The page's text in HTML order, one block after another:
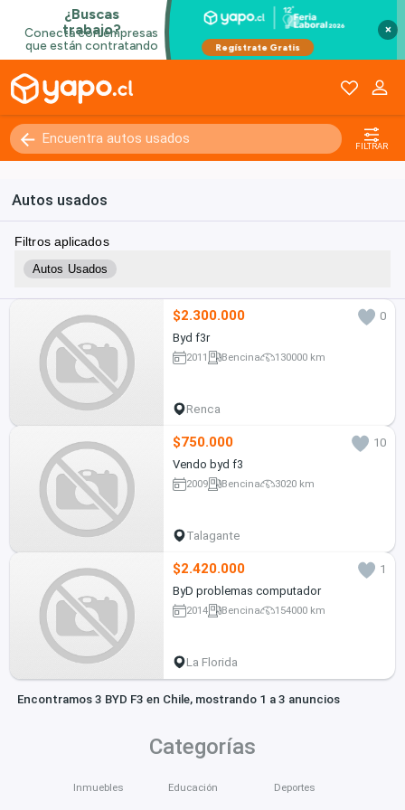
×
FILTRAR
Autos usados
Filtros aplicados
Autos Usados
$2.300.000
0
Byd f3r
2011 Bencina 130000 km
Renca
$750.000
10
Vendo byd f3
2009 Bencina 3020 km
Talagante
$2.420.000
1
ByD problemas computador
2014 Bencina 154000 km
La Florida
Encontramos 3 BYD F3 en Chile, mostrando 1 a 3 anuncios
Categorías
Inmuebles Educación Deportes